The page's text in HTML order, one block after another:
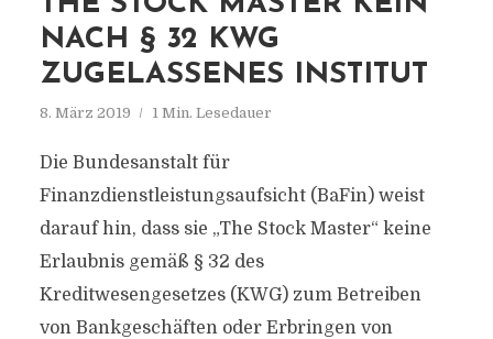
NACH § 32 KWG
ZUGELASSENES INSTITUT
8. März 2019 1 Min. Lesedauer
Die Bundesanstalt für
Finanzdienstleistungsaufsicht (BaFin) weist
darauf hin, dass sie „The Stock Master“ keine
Erlaubnis gemäß § 32 des
Kreditwesengesetzes (KWG) zum Betreiben
von Bankgeschäften oder Erbringen von